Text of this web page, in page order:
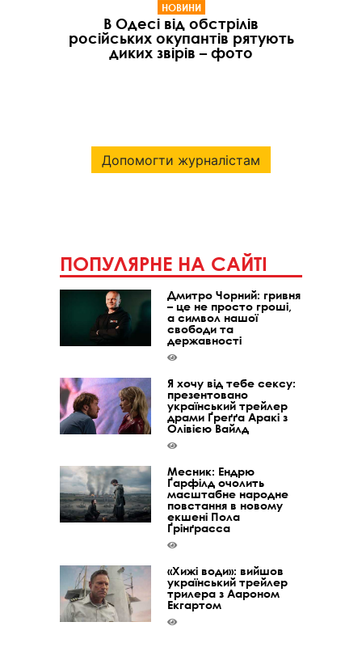
НОВИНИ
В Одесі від обстрілів
російських окупантів рятують
диких звірів – фото
Допомогти журналістам
ПОПУЛЯРНЕ НА САЙТІ
Дмитро Чорний: гривня
– це не просто гроші,
а символ нашої
свободи та
державності
Я хочу від тебе сексу:
презентовано
український трейлер
драми Ґреґґа Аракі з
Олівією Вайлд
Месник: Ендрю
Ґарфілд очолить
масштабне народне
повстання в новому
екшені Пола
Ґрінґрасса
«Хижі води»: вийшов
український трейлер
трилера з Аароном
Екгартом